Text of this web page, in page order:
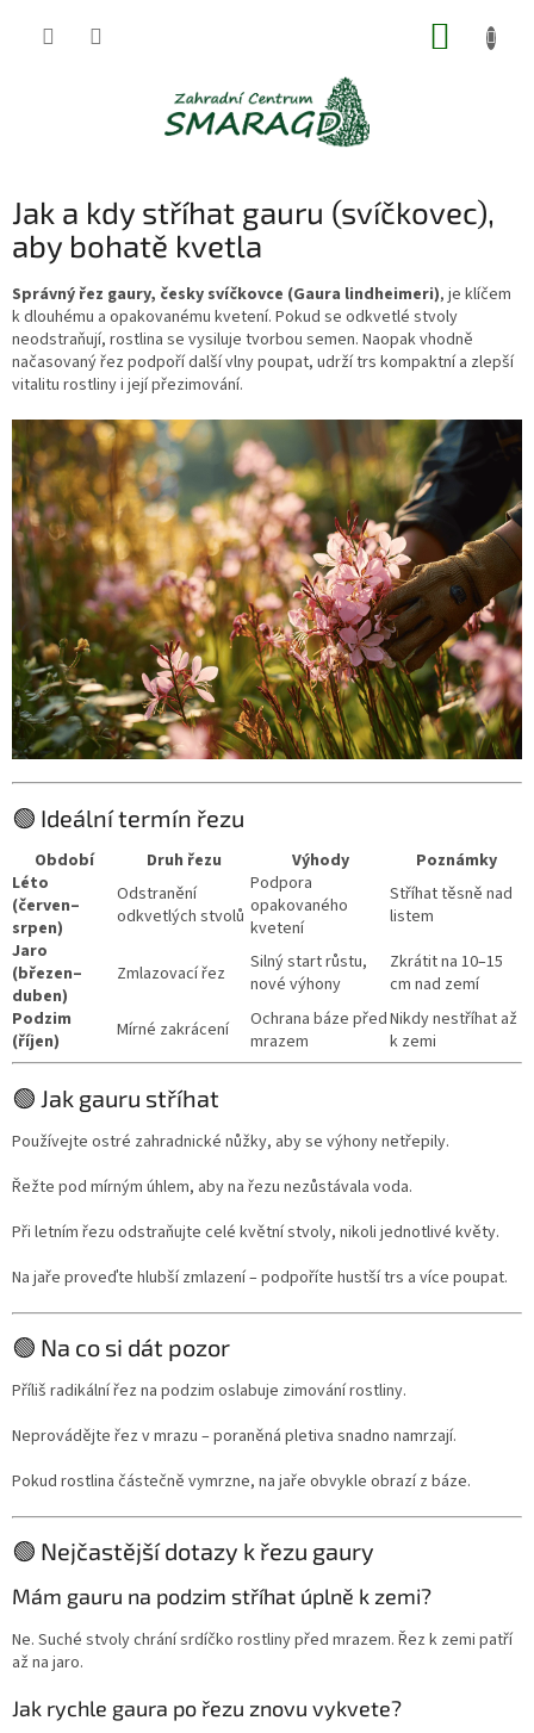
Jak a kdy stříhat gauru (svíčkovec),
aby bohatě kvetla
Správný řez gaury, česky svíčkovce (Gaura lindheimeri), je klíčem
k dlouhému a opakovanému kvetení. Pokud se odkvetlé stvoly
neodstraňují, rostlina se vysiluje tvorbou semen. Naopak vhodně
načasovaný řez podpoří další vlny poupat, udrží trs kompaktní a zlepší
vitalitu rostliny i její přezimování.
🟢 Ideální termín řezu
Období Druh řezu Výhody
Poznámky
Léto
(červen–
srpen)
Odstranění
odkvetlých stvolů
Podpora
opakovaného
kvetení
Stříhat těsně nad
listem
Jaro
(březen–
duben)
Zmlazovací řez
Silný start růstu,
nové výhony
Zkrátit na 10–15
cm nad zemí
Podzim
(říjen)
Mírné zakrácení
Ochrana báze před
mrazem
Nikdy nestříhat až
k zemi
🟢 Jak gauru stříhat
Používejte ostré zahradnické nůžky, aby se výhony netřepily.
Řežte pod mírným úhlem, aby na řezu nezůstávala voda.
Při letním řezu odstraňujte celé květní stvoly, nikoli jednotlivé květy.
Na jaře proveďte hlubší zmlazení – podpoříte hustší trs a více poupat.
🟢 Na co si dát pozor
Příliš radikální řez na podzim oslabuje zimování rostliny.
Neprovádějte řez v mrazu – poraněná pletiva snadno namrzají.
Pokud rostlina částečně vymrzne, na jaře obvykle obrazí z báze.
🟢 Nejčastější dotazy k řezu gaury
Mám gauru na podzim stříhat úplně k zemi?
Ne. Suché stvoly chrání srdíčko rostliny před mrazem. Řez k zemi patří
až na jaro.
Jak rychle gaura po řezu znovu vykvete?